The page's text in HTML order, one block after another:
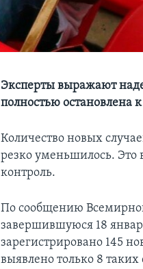
Эксперты выражают
полностью остановлена
Количество новых
резко уменьшилось. Это
контроль.
По сообщению
завершившуюся 18
зарегистрировано 145
выявлено только 8